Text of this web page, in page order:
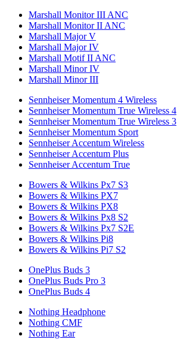
Marshall Monitor III ANC
Marshall Monitor II ANC
Marshall Major V
Marshall Major IV
Marshall Motif II ANC
Marshall Minor IV
Marshall Minor III
Sennheiser Momentum 4 Wireless
Sennheiser Momentum True Wireless 4
Sennheiser Momentum True Wireless 3
Sennheiser Momentum Sport
Sennheiser Accentum Wireless
Sennheiser Accentum Plus
Sennheiser Accentum True
Bowers & Wilkins Px7 S3
Bowers & Wilkins PX7
Bowers & Wilkins PX8
Bowers & Wilkins Px8 S2
Bowers & Wilkins Px7 S2E
Bowers & Wilkins Pi8
Bowers & Wilkins Pi7 S2
OnePlus Buds 3
OnePlus Buds Pro 3
OnePlus Buds 4
Nothing Headphone
Nothing CMF
Nothing Ear